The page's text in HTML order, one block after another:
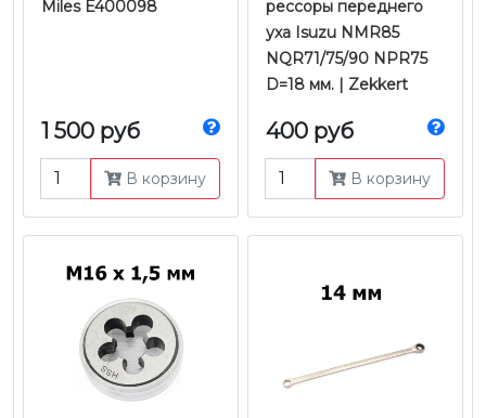
Miles E400098
1 500 руб
В корзину
рессоры переднего
уха Isuzu NMR85
NQR71/75/90 NPR75
D=18 мм. | Zekkert
400 руб
В корзину